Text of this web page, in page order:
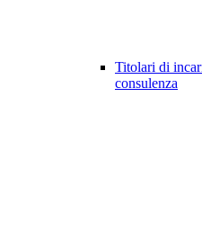
Titolari di
consulenza